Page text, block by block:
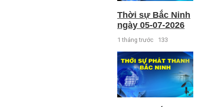
Thời sự Bắc Ninh
ngày 05-07-2026
1 tháng trước 133